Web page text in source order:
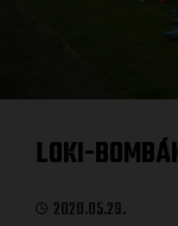
LOKI-
2020.05.29.